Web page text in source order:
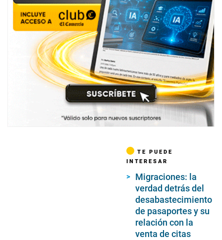
TE PUEDE
INTERESAR
Migraciones: la
verdad detrás del
desabastecimiento
de pasaportes y su
relación con la
venta de citas